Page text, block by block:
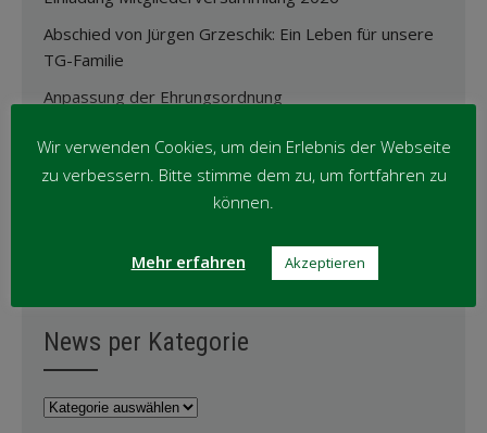
Abschied von Jürgen Grzeschik: Ein Leben für unsere
TG-Familie
Anpassung der Ehrungsordnung
News per Monat
News per Kategorie
News
Wir verwenden Cookies, um dein Erlebnis der Webseite
zu verbessern. Bitte stimme dem zu, um fortfahren zu
können.
Mehr erfahren Akzeptieren